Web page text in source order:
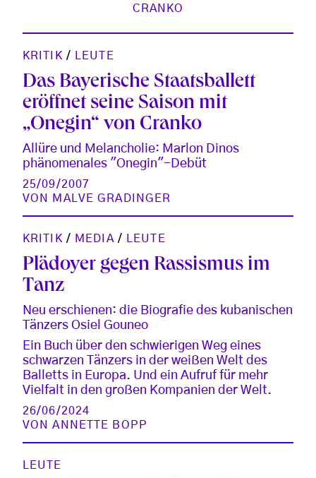
CRANKO
KRITIK / LEUTE
Das Bayerische Staatsballett
eröffnet seine Saison mit
„Onegin“ von Cranko
Allüre und Melancholie: Marlon Dinos
phänomenales "Onegin"-Debüt
25/09/2007
VON MALVE GRADINGER
KRITIK / MEDIA / LEUTE
Plädoyer gegen Rassismus im
Tanz
Neu erschienen: die Biografie des kubanischen
Tänzers Osiel Gouneo
Ein Buch über den schwierigen Weg eines
schwarzen Tänzers in der weißen Welt des
Balletts in Europa. Und ein Aufruf für mehr
Vielfalt in den großen Kompanien der Welt.
26/06/2024
VONANNETTE BOPP
LEUTE